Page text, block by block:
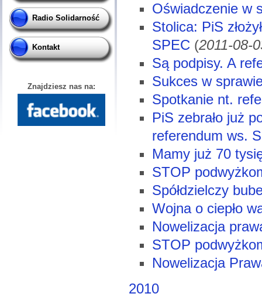
Radio Solidarność
Kontakt
Znajdziesz nas na:
Oświadczenie w
Stolica: PiS
SPEC (2011-08-
Są podpisy. A
Sukces w
Spotkanie nt.
PiS zebrało już
referendum ws.
Mamy już 70
STOP
Spółdzielczy
Wojna o ciepło
Nowelizacja
STOP
Nowelizacja
2010